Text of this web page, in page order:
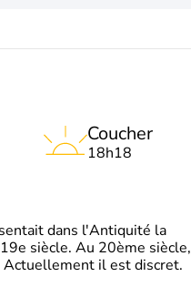
Coucher
18h18
dans l'Antiquité la
siècle. Au 20ème siècle,
Actuellement il est discret.